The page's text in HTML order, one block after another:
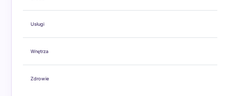
Usługi
Wnętrza
Zdrowie